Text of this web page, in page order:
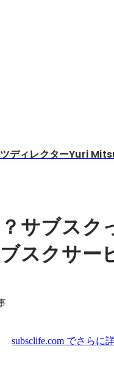
ツディレクターYuri
サブスク
スクサー
subsclife.com でさらに